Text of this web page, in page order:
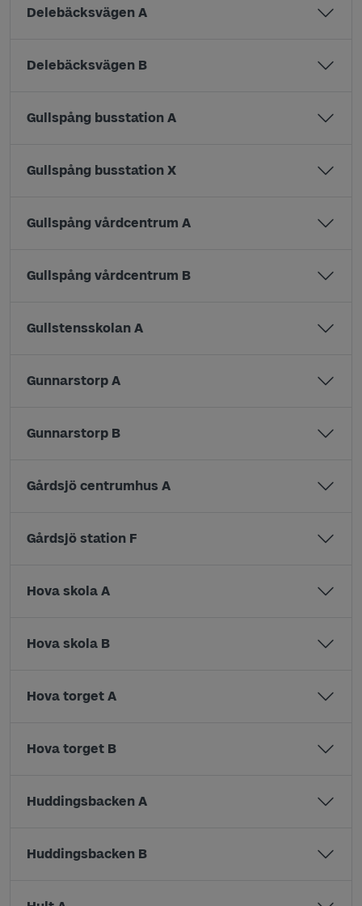
Delebäcksvägen A
Delebäcksvägen B
Gullspång busstation A
Gullspång busstation X
Gullspång vårdcentrum A
Gullspång vårdcentrum B
Gullstensskolan A
Gunnarstorp A
Gunnarstorp B
Gårdsjö centrumhus A
Gårdsjö station F
Hova skola A
Hova skola B
Hova torget A
Hova torget B
Huddingsbacken A
Huddingsbacken B